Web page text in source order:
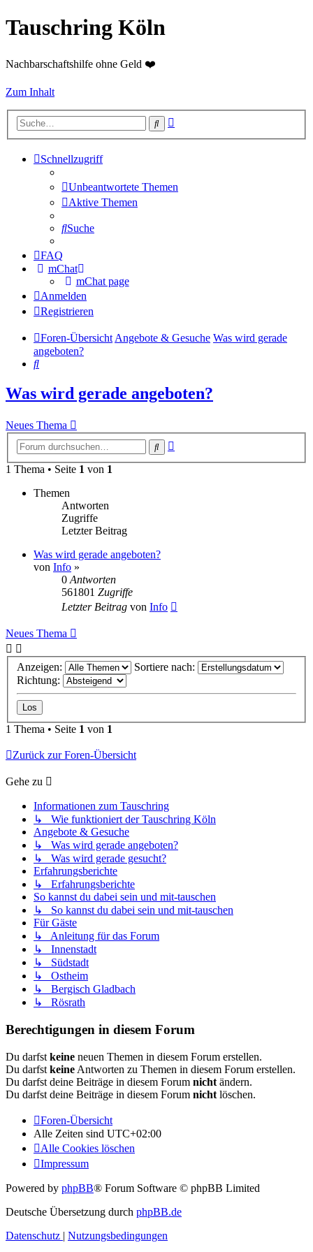
Tauschring Köln
Nachbarschaftshilfe ohne Geld ❤️
Zum Inhalt
Suche
Schnellzugriff
Unbeantwortete Themen
Aktive Themen
Suche
FAQ
mChat
mChat page
Anmelden
Registrieren
Foren-ÜbersichtAngebote & Gesuche Was wird gerade
angeboten?
Suche
Was wird gerade angeboten?
Neues Thema
Suche
1 Thema • Seite 1 von 1
Themen
Antworten
Zugriffe
Letzter Beitrag
Was wird gerade angeboten?
von Info »
0 Antworten
561801 Zugriffe
Letzter Beitrag von Info
Neues Thema
Anzeigen:
Sortiere nach:
Richtung:
1 Thema • Seite 1 von 1
Zurück zur Foren-Übersicht
Gehe zu
Informationen zum Tauschring
↳ Wie funktioniert der Tauschring Köln
Angebote & Gesuche
↳ Was wird gerade angeboten?
↳ Was wird gerade gesucht?
Erfahrungsberichte
↳ Erfahrungsberichte
So kannst du dabei sein und mit-tauschen
↳ So kannst du dabei sein und mit-tauschen
Für Gäste
↳ Anleitung für das Forum
↳ Innenstadt
↳ Südstadt
↳ Ostheim
↳ Bergisch Gladbach
↳ Rösrath
Berechtigungen in diesem Forum
Du darfst keine neuen Themen in diesem Forum erstellen.
Du darfst keine Antworten zu Themen in diesem Forum erstellen.
Du darfst deine Beiträge in diesem Forum nicht ändern.
Du darfst deine Beiträge in diesem Forum nicht löschen.
Foren-Übersicht
Alle Zeiten sind UTC+02:00
Alle Cookies löschen
Impressum
Powered by phpBB® Forum Software © phpBB Limited
Deutsche Übersetzung durch phpBB.de
Datenschutz | Nutzungsbedingungen